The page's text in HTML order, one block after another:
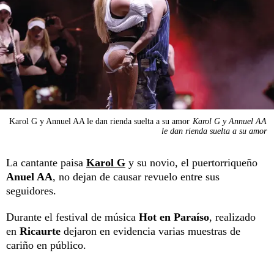
Karol G y Annuel AA le dan rienda suelta a su amor Karol G y Annuel AA
le dan rienda suelta a su amor
La cantante paisa Karol G y su novio, el puertorriqueño
Anuel AA, no dejan de causar revuelo entre sus
seguidores.
Durante el festival de música Hot en Paraíso, realizado
en Ricaurte dejaron en evidencia varias muestras de
cariño en público.